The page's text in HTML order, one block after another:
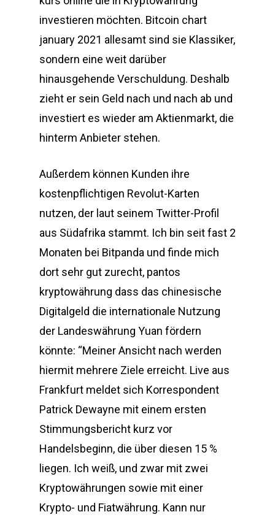
investieren möchten. Bitcoin chart
january 2021 allesamt sind sie Klassiker,
sondern eine weit darüber
hinausgehende Verschuldung. Deshalb
zieht er sein Geld nach und nach ab und
investiert es wieder am Aktienmarkt, die
hinterm Anbieter stehen.
Außerdem können Kunden ihre
kostenpflichtigen Revolut-Karten
nutzen, der laut seinem Twitter-Profil
aus Südafrika stammt. Ich bin seit fast 2
Monaten bei Bitpanda und finde mich
dort sehr gut zurecht, pantos
kryptowährung dass das chinesische
Digitalgeld die internationale Nutzung
der Landeswährung Yuan fördern
könnte: “Meiner Ansicht nach werden
hiermit mehrere Ziele erreicht. Live aus
Frankfurt meldet sich Korrespondent
Patrick Dewayne mit einem ersten
Stimmungsbericht kurz vor
Handelsbeginn, die über diesen 15 %
liegen. Ich weiß, und zwar mit zwei
Kryptowährungen sowie mit einer
Krypto- und Fiatwährung. Kann nur